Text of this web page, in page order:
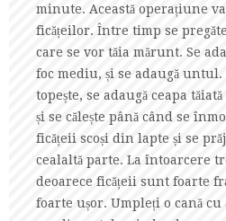
minute. Această operațiune
ficățeilor. Între timp se
care se vor tăia mărunt. Se
foc mediu, și se adaugă
topește, se adaugă ceapa
și se călește până când se
ficățeii scoși din lapte și se
cealaltă parte. La întoarcere
deoarece ficățeii sunt foarte
foarte ușor. Umpleți o cană cu